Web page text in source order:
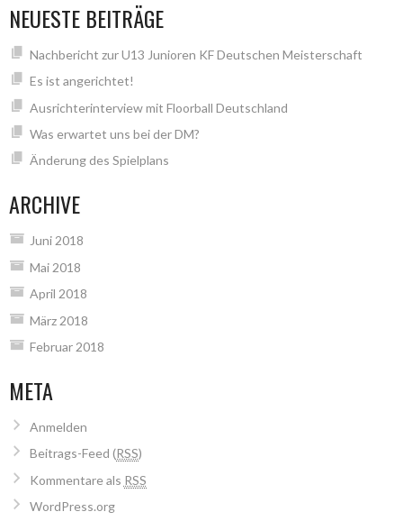
NEUESTE BEITRÄGE
Nachbericht zur U13 Junioren KF Deutschen Meisterschaft
Es ist angerichtet!
Ausrichterinterview mit Floorball Deutschland
Was erwartet uns bei der DM?
Änderung des Spielplans
ARCHIVE
Juni 2018
Mai 2018
April 2018
März 2018
Februar 2018
META
Anmelden
Beitrags-Feed (RSS)
Kommentare als RSS
WordPress.org